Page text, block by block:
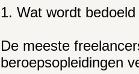
1. Wat wordt
De meeste
beroepsopleidingen